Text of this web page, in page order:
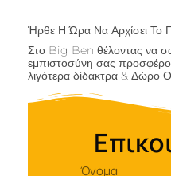
Ήρθε Η Ώρα Να Αρχίσει Το
Στο Big Ben θέλοντας να
εμπιστοσύνη σας
λιγότερα δίδακτρα & Δώρο